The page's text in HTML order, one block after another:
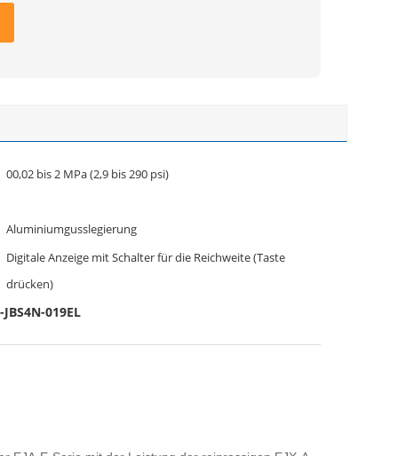
00,02 bis 2 MPa (2,9 bis 290 psi)
Aluminiumgusslegierung
Digitale Anzeige mit Schalter für die Reichweite (Taste
drücken)
019EL